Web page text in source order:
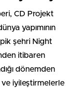
CD Projekt
yapımının
şehri Night
itibaren
dönemden
iyileştirmelerle